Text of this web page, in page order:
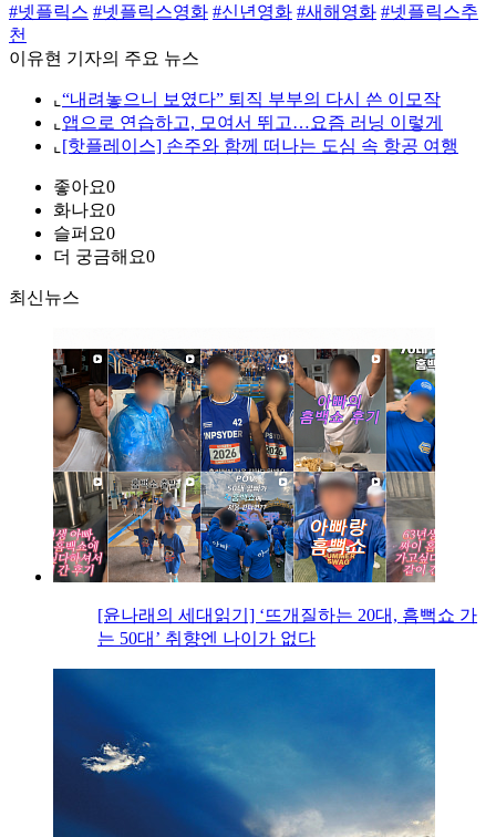
#넷플릭스 #넷플릭스영화 #신년영화 #새해영화 #넷플릭스추
천
이유현 기자의 주요 뉴스
⌞ “내려놓으니 보였다” 퇴직 부부의 다시 쓴 이모작
⌞ 앱으로 연습하고, 모여서 뛰고…요즘 러닝 이렇게
⌞ [핫플레이스] 손주와 함께 떠나는 도심 속 항공 여행
좋아요0
화나요0
슬퍼요0
더 궁금해요0
최신뉴스
[윤나래의 세대읽기] ‘뜨개질하는 20대, 흠뻑쇼 가
는 50대’ 취향엔 나이가 없다